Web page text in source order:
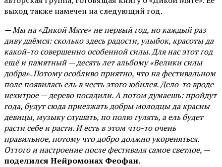
выход также намечен на следующий год.
— Мы на «Дикой Мяте» не первый год, но каждый раз
диву даёмся: сколько здесь радости, улыбок, красоты да
какой-то совершенно особенной силы. Для нас этот год
ещё и памятный — десять лет альбому «Велики силы
добра». Потому особливо приятно, что на фестивальном
поле появилась ель в честь этого юбилея. Дело-то вроде
нехитрое — дерево посадили. А потом думаешь: пройдут
года, будут сюда приезжать добры молодцы да красны
девицы, музыку слушать, по полю гулять, а ель будет
расти себе и расти. И есть в этом что-то очень
правильное, потому что добро должно укореняться.
Оттого и настроение после фестиваля самое светлое, —
поделился Нейромонах Феофан.